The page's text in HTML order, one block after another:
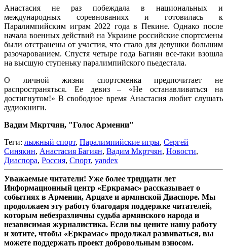
Анастасия не раз побеждала в национальных и
международных соревнованиях и готовилась к
Паралимпийским играм 2022 года в Пекине. Однако после
начала военных действий на Украине российские спортсмены
были отстранены от участия, что стало для девушки большим
разочарованием. Спустя четыре года Багиян все-таки взошла
на высшую ступеньку паралимпийского пьедестала.
О личной жизни спортсменка предпочитает не
распространяться. Ее девиз – «Не останавливаться на
достигнутом!» В свободное время Анастасия любит слушать
аудиокниги.
Вадим Мкртчян, "Голос Армении"
Теги: лыжный спорт, Паралимпийские игры, Сергей
Синякин, Анастасия Багиян, Вадим Мкртчян, Новости,
Диаспора, Россия, Спорт, yandex
Уважаемые читатели! Уже более тридцати лет
Информационный центр «Еркрамас» рассказывает о
событиях в Армении, Арцахе и армянской Диаспоре. Мы
продолжаем эту работу благодаря поддержке читателей,
которым небезразличны судьба армянского народа и
независимая журналистика. Если вы цените нашу работу
и хотите, чтобы «Еркрамас» продолжал развиваться, вы
можете поддержать проект добровольным взносом.